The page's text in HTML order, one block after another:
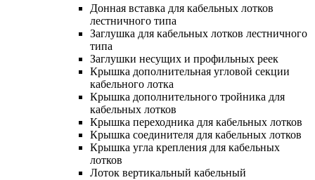
Донная вставка для кабельных лотков
лестничного типа
Заглушка для кабельных лотков лестничного
типа
Заглушки несущих и профильных реек
Крышка дополнительная угловой секции
кабельного лотка
Крышка дополнительного тройника для
кабельных лотков
Крышка переходника для кабельных лотков
Крышка соединителя для кабельных лотков
Крышка угла крепления для кабельных
лотков
Лоток вертикальный кабельный